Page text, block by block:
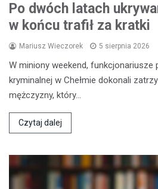
Po dwóch latach
w końcu trafił za kratki
Mariusz Wieczorek 5 sierpnia 2026
W miniony weekend, funkcjonariusze
kryminalnej w Chełmie dokonali
mężczyzny, który…
Czytaj dalej